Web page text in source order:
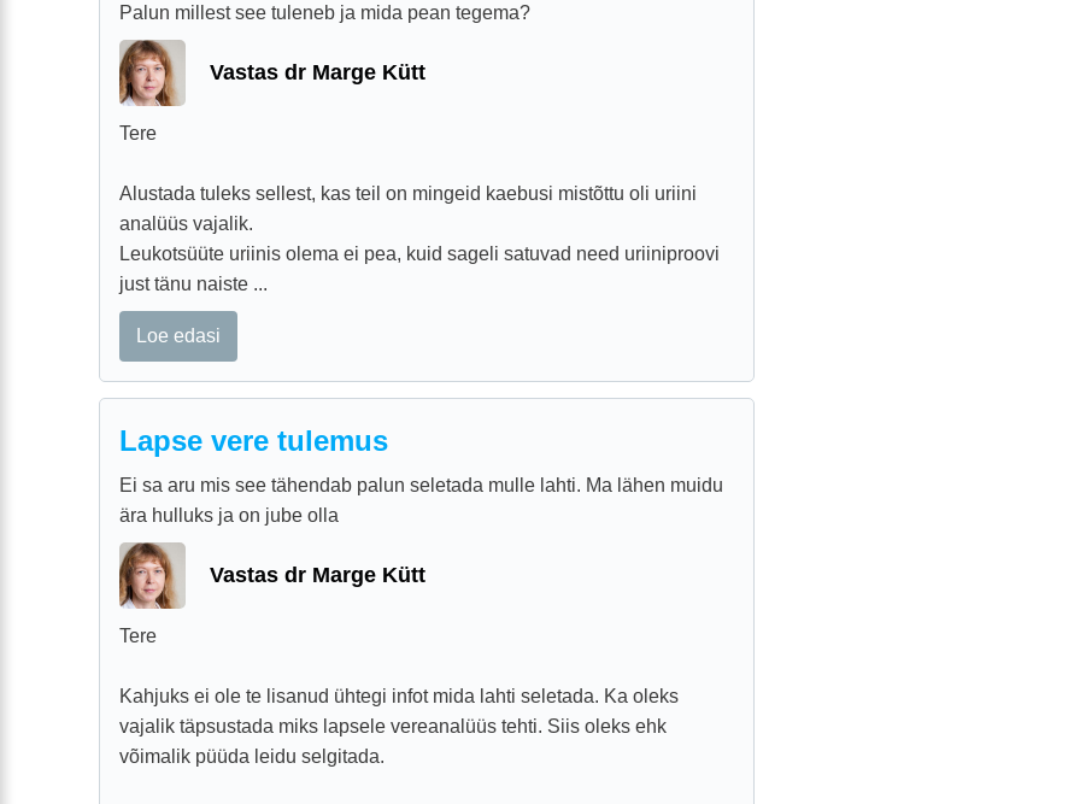
Palun millest see tuleneb ja mida pean tegema?
Vastas dr Marge Kütt
Tere
Alustada tuleks sellest, kas teil on mingeid kaebusi mistõttu oli uriini
analüüs vajalik.
Leukotsüüte uriinis olema ei pea, kuid sageli satuvad need uriiniproovi
just tänu naiste ...
Loe edasi
Lapse vere tulemus
Ei sa aru mis see tähendab palun seletada mulle lahti. Ma lähen muidu
ära hulluks ja on jube olla
Vastas dr Marge Kütt
Tere
Kahjuks ei ole te lisanud ühtegi infot mida lahti seletada. Ka oleks
vajalik täpsustada miks lapsele vereanalüüs tehti. Siis oleks ehk
võimalik püüda leidu selgitada.